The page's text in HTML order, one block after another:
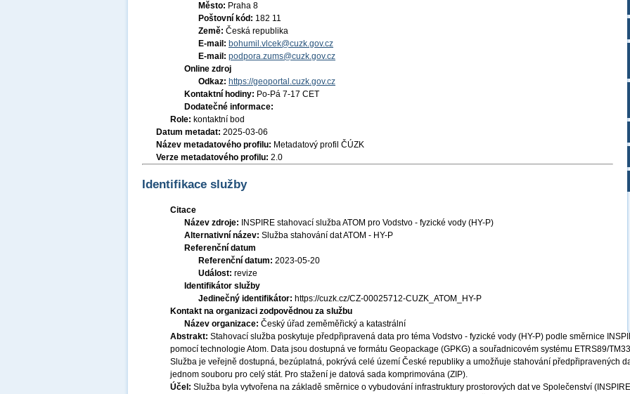
Město: Praha 8
Poštovní kód: 182 11
Země: Česká republika
E-mail: bohumil.vlcek@cuzk.gov.cz
E-mail: podpora.zums@cuzk.gov.cz
Online zdroj
Odkaz: https://geoportal.cuzk.gov.cz
Kontaktní hodiny: Po-Pá 7-17 CET
Dodatečné informace:
Role: kontaktní bod
Datum metadat: 2025-03-06
Název metadatového profilu: Metadatový profil ČÚZK
Verze metadatového profilu: 2.0
Identifikace služby
Citace
Název zdroje:
INSPIRE stahovací služba ATOM pro Vodstvo - fyzické vody (HY-P)
Alternativní název: Služba stahování dat ATOM - HY-P
Referenční datum
Referenční datum: 2023-05-20
Událost: revize
Identifikátor služby
Jedinečný identifikátor: https://cuzk.cz/CZ-00025712-CUZK_ATOM_HY-P
Kontakt na organizaci zodpovědnou za službu
Název organizace: Český úřad zeměměřický a katastrální
Abstrakt: Stahovací služba poskytuje předpřipravená data pro téma Vodstvo - fyzické vody (HY-P) podle směrnice
pomocí technologie Atom. Data jsou dostupná ve formátu Geopackage (GPKG) a souřadnicovém systému ETRS89/
Služba je veřejně dostupná, bezúplatná, pokrývá celé území České republiky a umožňuje stahování předpřipravených
jednom souboru pro celý stát. Pro stažení je datová sada komprimována (ZIP).
Účel: Služba byla vytvořena na základě směrnice o vybudování infrastruktury prostorových dat ve Společenství